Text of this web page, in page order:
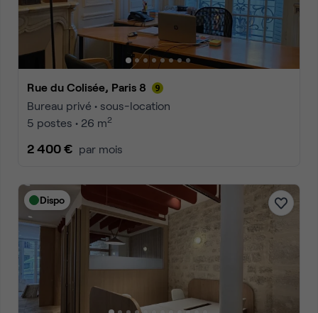
Rue du Colisée, Paris 8
Bureau privé • sous-location
5 postes • 26 m2
2 400 € par mois
Dispo